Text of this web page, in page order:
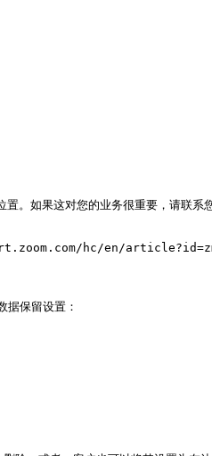
如果这对您的业务很重要，请联系
hc/en/
据保留设置：